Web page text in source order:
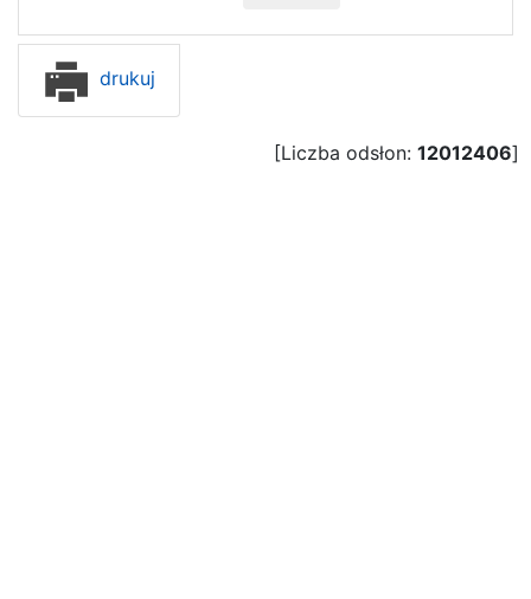
drukuj
[Liczba odsłon: 12012406]